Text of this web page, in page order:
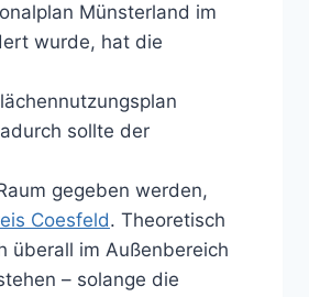
Münsterland im
wurde, hat die
sollte der
gegeben werden,
Coesfeld. Theoretisch
überall im Außenbereich
– solange die